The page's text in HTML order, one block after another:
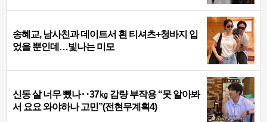
송혜교, 남사친과 데이트서 흰 티셔츠+청바지 입
었을 뿐인데…빛나는 미모
신동 살 너무 뺐나‥37㎏ 감량 부작용 “못 알아봐
서 요요 와야하나 고민”(전현무계획4)